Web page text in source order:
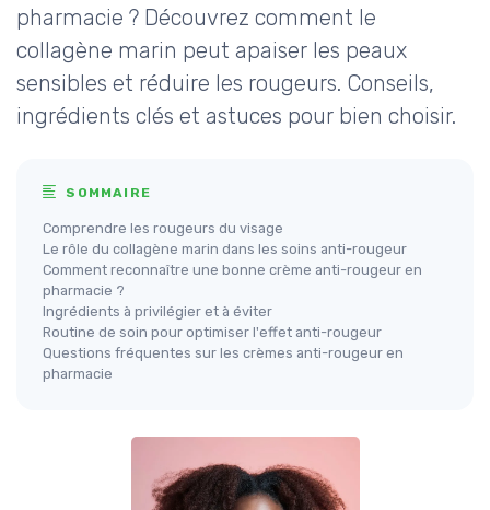
pharmacie ? Découvrez comment le
collagène marin peut apaiser les peaux
sensibles et réduire les rougeurs. Conseils,
ingrédients clés et astuces pour bien choisir.
SOMMAIRE
Comprendre les rougeurs du visage
Le rôle du collagène marin dans les soins anti-rougeur
Comment reconnaître une bonne crème anti-rougeur en
pharmacie ?
Ingrédients à privilégier et à éviter
Routine de soin pour optimiser l'effet anti-rougeur
Questions fréquentes sur les crèmes anti-rougeur en
pharmacie